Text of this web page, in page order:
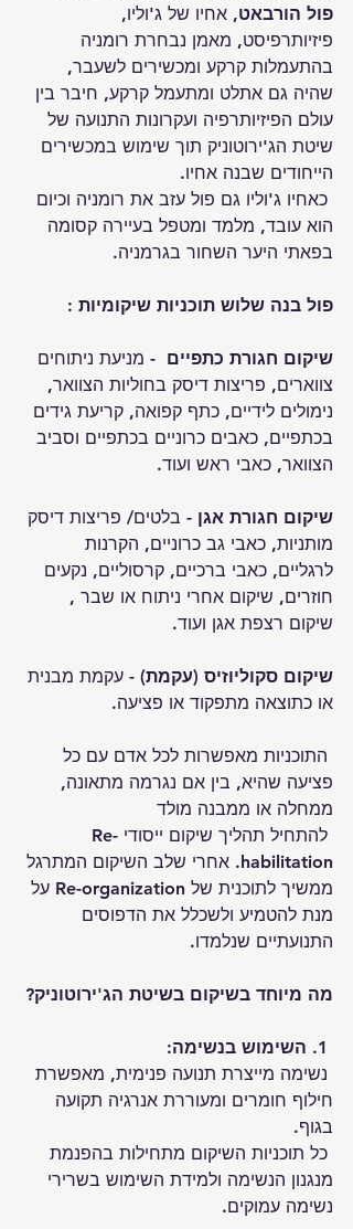
פול הורבאט, אחיו של ג'וליו,
פיזיותרפיסט, מאמן נבחרת רומניה
בהתעמלות קרקע ומכשירים לשעבר,
שהיה גם אתלט ומתעמל קרקע, חיבר בין
עולם הפיזיותרפיה ועקרונות התנועה של
שיטת הג'ירוטוניק תוך שימוש במכשירים
הייחודים שבנה אחיו.
כאחיו ג'וליו גם פול עזב את רומניה וכיום
הוא עובד, מלמד ומטפל בעיירה קסומה
בפאתי היער השחור בגרמניה.
פול בנה שלוש תוכניות שיקומיות :
שיקום חגורת כתפיים
  - מניעת ניתוחים
צווארים, פריצות דיסק בחוליות הצוואר,
נימולים לידיים, כתף קפואה, קריעת גידים
בכתפיים, כאבים כרוניים בכתפיים וסביב
הצוואר, כאבי ראש ועוד.
שיקום חגורת אגן - בלטים/ פריצות דיסק
מותניות, כאבי גב כרוניים, הקרנות
לרגליים, כאבי ברכיים, קרסוליים, נקעים
חוזרים, שיקום אחרי ניתוח או שבר ,
שיקום רצפת אגן ועוד.
שיקום סקוליוזיס (עקמת) - עקמת מבנית
או כתוצאה מתפקוד או פציעה.
התוכניות מאפשרות לכל אדם עם כל
פציעה שהיא, בין אם נגרמה מתאונה,
ממחלה או ממבנה מולד
להתחיל תהליך שיקום ייסודי Re-
habilitation. אחרי שלב השיקום המתרגל
ממשיך לתוכנית של Re-organization על
מנת להטמיע ולשכלל את הדפוסים
התנועתיים שנלמדו.
מה מיוחד בשיקום בשיטת הג'ירוטוניק?
השימוש בנשימה:
נשימה מייצרת תנועה פנימית, מאפשרת
חילוף חומרים ומעוררת אנרגיה תקועה
בגוף.
כל תוכניות השיקום מתחילות בהפנמת
מנגנון הנשימה ולמידת השימוש בשרירי
נשימה עמוקים.